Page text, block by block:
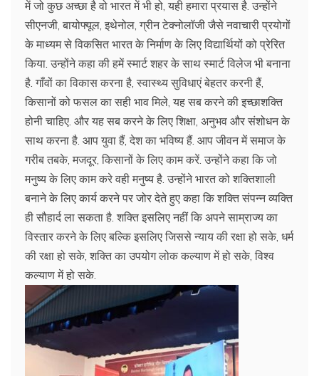
में जो कुछ अच्छा है वो भारत में भी हो, यही हमारा प्रयास है. उन्होंने
सीएनजी, बायोफ्यूल, इथेनोल, ग्रीन टेक्नोलॉजी जैसे नवाचारी प्रयोगों
के माध्यम से विकसित भारत के निर्माण के लिए विद्यार्थियों को प्रेरित
किया. उन्होंने कहा की हमें स्मार्ट शहर के साथ स्मार्ट विलेज भी बनाना
है. गाँवों का विकास करना है, स्वास्थ्य सुविधाएं बेहतर करनी हैं,
किसानों को फसल का सही भाव मिले, यह सब करने की इच्छाशक्ति
होनी चाहिए. और यह सब करने के लिए शिक्षा, अनुभव और संशोधन के
साथ करना है. आप युवा हैं, देश का भविष्य हैं. आप जीवन में समाज के
गरीब तबके, मजदूर, किसानों के लिए काम करें. उन्होंने कहा कि जो
मनुष्य के लिए काम करे वही मनुष्य है. उन्होंने भारत को शक्तिशाली
बनाने के लिए कार्य करने पर जोर देते हुए कहा कि शक्ति संपन्न व्यक्ति
ही सौहार्द ला सकता है. शक्ति इसलिए नहीं कि अपने साम्राज्य का
विस्तार करने के लिए बल्कि इसलिए जिससे न्याय की रक्षा हो सके, धर्म
की रक्षा हो सके, शक्ति का उपयोग लोक कल्याण में हो सके, विश्व
कल्याण में हो सके.